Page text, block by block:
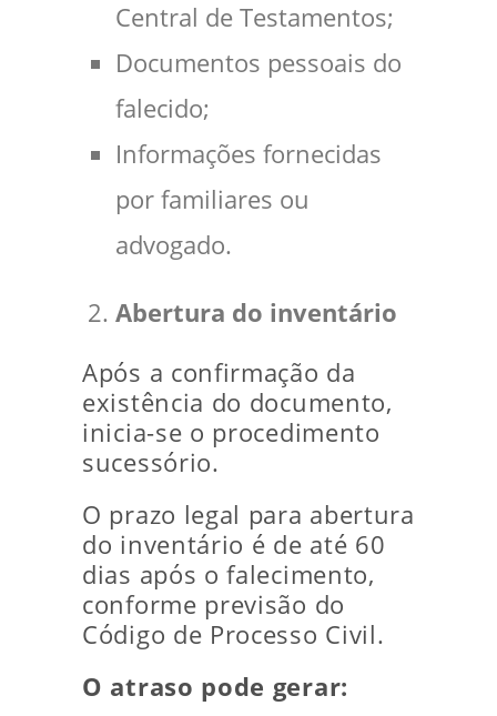
Central de Testamentos;
Documentos pessoais do
falecido;
Informações fornecidas
por familiares ou
advogado.
Abertura do inventário
Após a confirmação da
existência do documento,
inicia-se o procedimento
sucessório.
O prazo legal para abertura
do inventário é de até 60
dias após o falecimento,
conforme previsão do
Código de Processo Civil.
O atraso pode gerar: